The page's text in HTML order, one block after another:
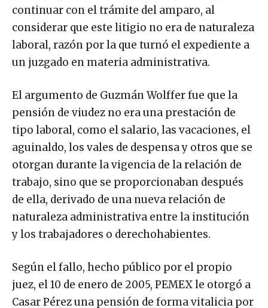
continuar con el trámite del amparo, al
considerar que este litigio no era de naturaleza
laboral, razón por la que turnó el expediente a
un juzgado en materia administrativa.
El argumento de Guzmán Wolffer fue que la
pensión de viudez no era una prestación de
tipo laboral, como el salario, las vacaciones, el
aguinaldo, los vales de despensa y otros que se
otorgan durante la vigencia de la relación de
trabajo, sino que se proporcionaban después
de ella, derivado de una nueva relación de
naturaleza administrativa entre la institución
y los trabajadores o derechohabientes.
Según el fallo, hecho público por el propio
juez, el 10 de enero de 2005, PEMEX le otorgó a
Casar Pérez una pensión de forma vitalicia por